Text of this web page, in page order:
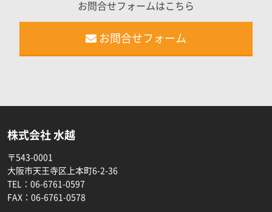
お問合せフォームはこちら
お問合せフォーム
株式会社 水越
〒543-0001
大阪市天王寺区上本町6-2-36
TEL： 06-6761-0597
FAX： 06-6761-0578